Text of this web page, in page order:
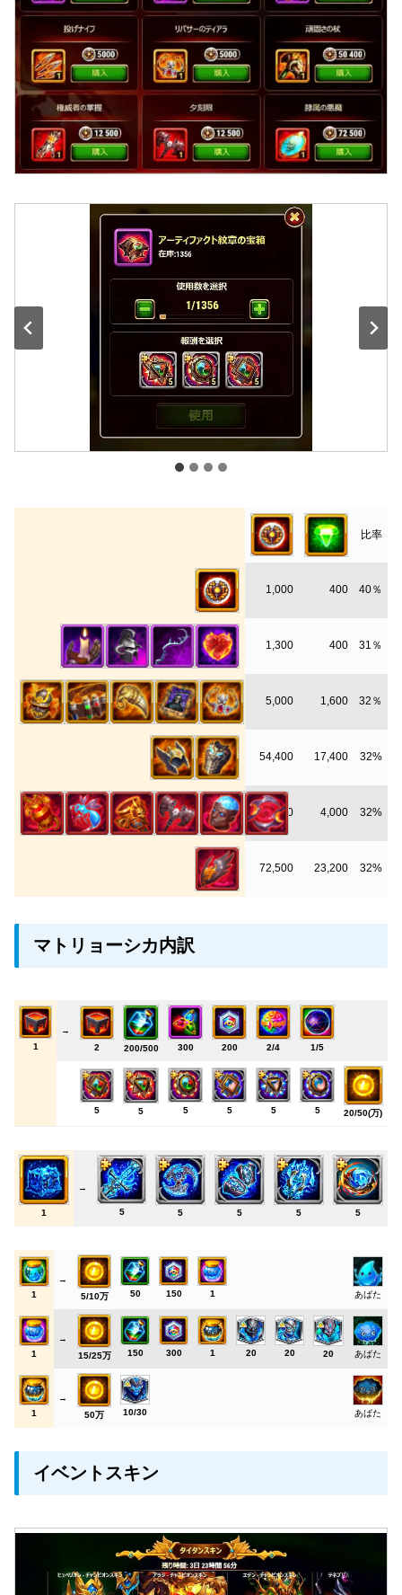
比率
1,000 400 40％
1,300 400 31％
5,000 1,600 32％
54,400 17,400 32%
12,500 4,000 32%
72,500 23,200 32%
マトリョーシカ内訳
1
→
2
200/500 300 200 2/4 1/5
5 5 5 5 5 5 20/50(万)
1
→
5 5 5 5 5
1
→
5/10万
50 150 1 あばた
1
→
15/25万
150 300 1 20 20 20 あばた
1
→
50万
10/30 あばた
イベントスキン